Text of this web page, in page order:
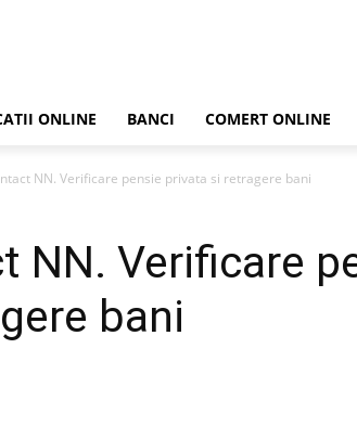
ONLINE BANCI COMERT ONLINE
NN. Verificare pensie privata si retragere bani
NN. Verificare
bani